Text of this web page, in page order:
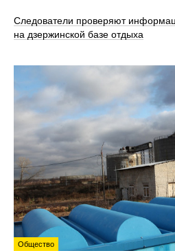
Следователи проверяют
на дзержинской базе отдыха
Общество